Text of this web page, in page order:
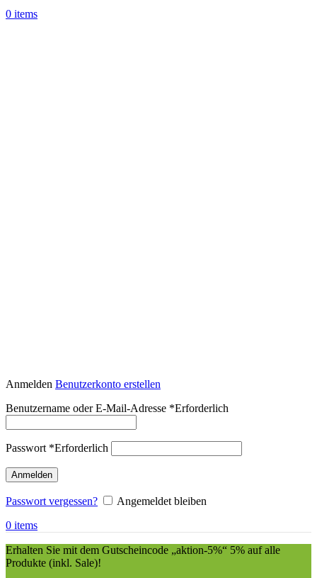
0 items
Anmelden Benutzerkonto erstellen
Benutzername oder E-Mail-Adresse *Erforderlich
Passwort *Erforderlich
Anmelden
Passwort vergessen?
Angemeldet bleiben
0 items
Erhalten Sie mit dem Gutscheincode „aktion-5%“ 5% auf alle
Produkte (inkl. Sale)!